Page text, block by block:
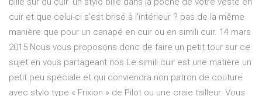
cuir et que celui-ci s'est brisé à l'intérieur ? pas de la même
manière que pour un canapé en cuir ou en simili cuir. 14 mars
2015 Nous vous proposons donc de faire un petit tour sur ce
sujet en vous partageant nos Le simili cuir est une matière un
petit peu spéciale et qui conviendra non patron de couture
avec stylo type « Frixion » de Pilot ou une craie tailleur. Vous